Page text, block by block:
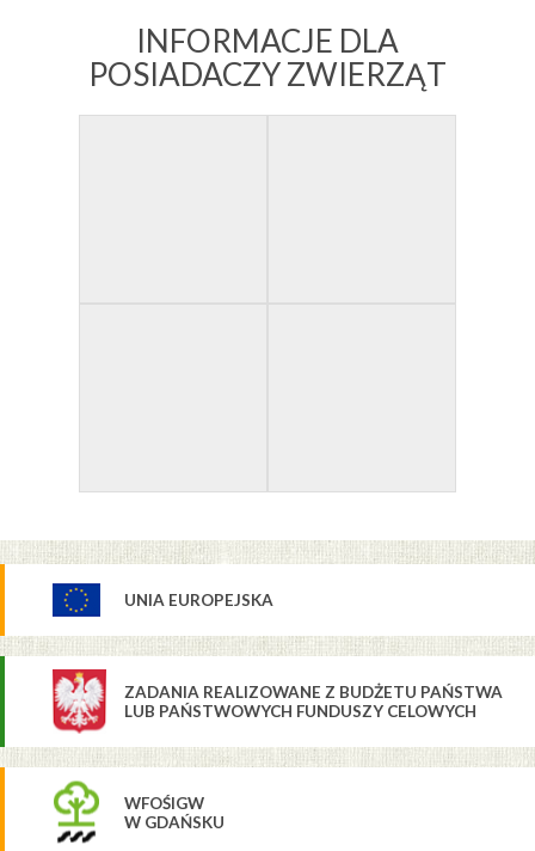
INFORMACJE DLA
POSIADACZY ZWIERZĄT
UNIA EUROPEJSKA
ZADANIA REALIZOWANE Z BUDŻETU PAŃSTWA
LUB PAŃSTWOWYCH FUNDUSZY CELOWYCH
WFOŚIGW
W GDAŃSKU